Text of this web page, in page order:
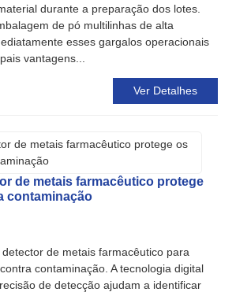
durante a preparação dos lotes.
de pó multilinhas de alta
esses gargalos operacionais
vantagens...
Ver Detalhes
de metais farmacêutico protege
contaminação
de metais farmacêutico para
contaminação. A tecnologia digital
de detecção ajudam a identificar